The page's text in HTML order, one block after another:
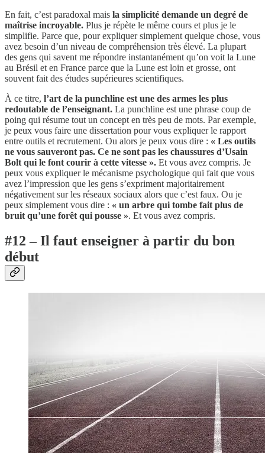
En fait, c’est paradoxal mais la simplicité demande un degré de
maîtrise incroyable. Plus je répète le même cours et plus je le
simplifie. Parce que, pour expliquer simplement quelque chose, vous
avez besoin d’un niveau de compréhension très élevé. La plupart
des gens qui savent me répondre instantanément qu’on voit la Lune
au Brésil et en France parce que la Lune est loin et grosse, ont
souvent fait des études supérieures scientifiques.
À ce titre, l’art de la punchline est une des armes les plus
redoutable de l’enseignant. La punchline est une phrase coup de
poing qui résume tout un concept en très peu de mots. Par exemple,
je peux vous faire une dissertation pour vous expliquer le rapport
entre outils et recrutement. Ou alors je peux vous dire : « Les outils
ne vous sauveront pas. Ce ne sont pas les chaussures d’Usain
Bolt qui le font courir à cette vitesse ». Et vous avez compris. Je
peux vous expliquer le mécanisme psychologique qui fait que vous
avez l’impression que les gens s’expriment majoritairement
négativement sur les réseaux sociaux alors que c’est faux. Ou je
peux simplement vous dire : « un arbre qui tombe fait plus de
bruit qu’une forêt qui pousse ». Et vous avez compris.
#12 – Il faut enseigner à partir du bon
début